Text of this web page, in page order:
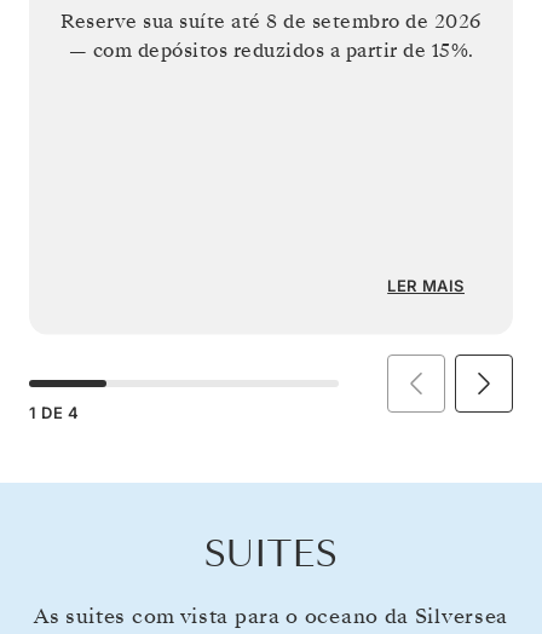
Reserve sua suíte até8 de setembro de 2026
— com depósitos reduzidos a partir de 15%.
LER MAIS
1 DE 4
SUITES
As suites com vista para o oceano da Silversea